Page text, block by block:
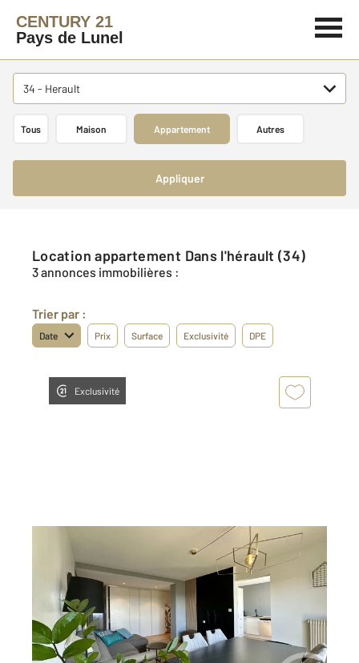
CENTURY 21
Pays de Lunel
34 - Herault
Tous Maison Appartement Autres
Appliquer
Location appartement Dans l'hérault (34)
3 annonces immobilières :
Trier par :
Date Prix Surface Exclusivité DPE
Exclusivité
78,63 m , 4 pièces
Ref : 53967
Appartement F4 à louer
1 021 €
par mois charges comprises